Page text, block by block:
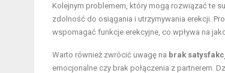
Kolejnym problemem, który mogą rozwiązać te
zdolność do osiągania i utrzymywania erekcji.
wspomagać funkcje erekcyjne, co wpływa na
Warto również zwrócić uwagę na brak
emocjonalne czy brak połączenia z partnerem.